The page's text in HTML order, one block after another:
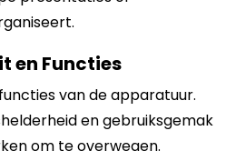
en Functies
van de apparatuur.
en gebruiksgemak
om te overwegen.